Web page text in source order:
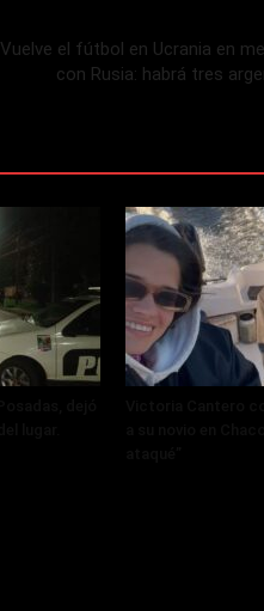
Vuelve el fútbol en Ucrania en
con Rusia: habrá tres